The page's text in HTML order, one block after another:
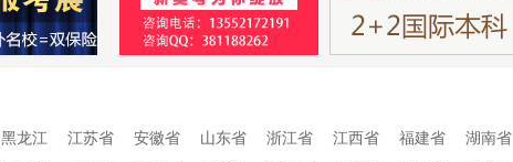
黑龙江 江苏省 安徽省 山东省 浙江省 江西省 福建省
湖南省